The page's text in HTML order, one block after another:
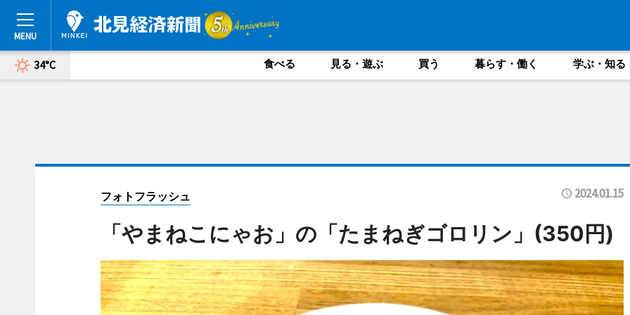
34°C 食べる 見る・遊ぶ 買う 暮らす・働く 学ぶ・知る
フォトフラッシュ 2024.01.15
「やまねこにゃお」の「たまねぎゴロリン」(350円)